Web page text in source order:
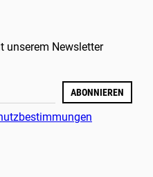
unserem Newsletter
ABONNIEREN